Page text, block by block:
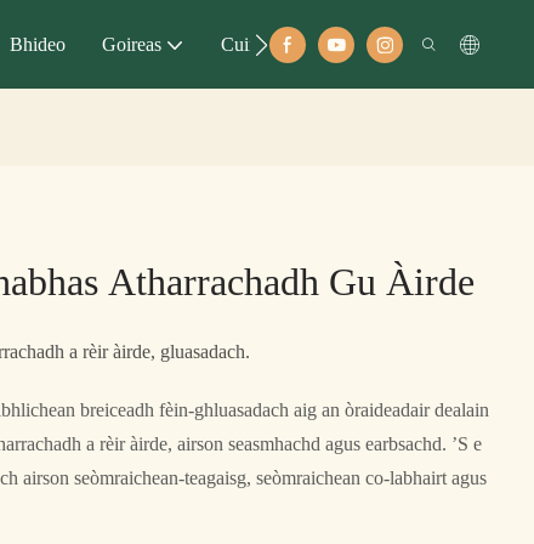
Bhideo Goireas Cuir Fios
Atharrachadh Gu Àirde
a rèir àirde, gluasadach.
breiceadh fèin-ghluasadach aig an òraideadair dealain
a rèir àirde, airson seasmhachd agus earbsachd. ’S e
airson seòmraichean-teagaisg, seòmraichean co-labhairt agus